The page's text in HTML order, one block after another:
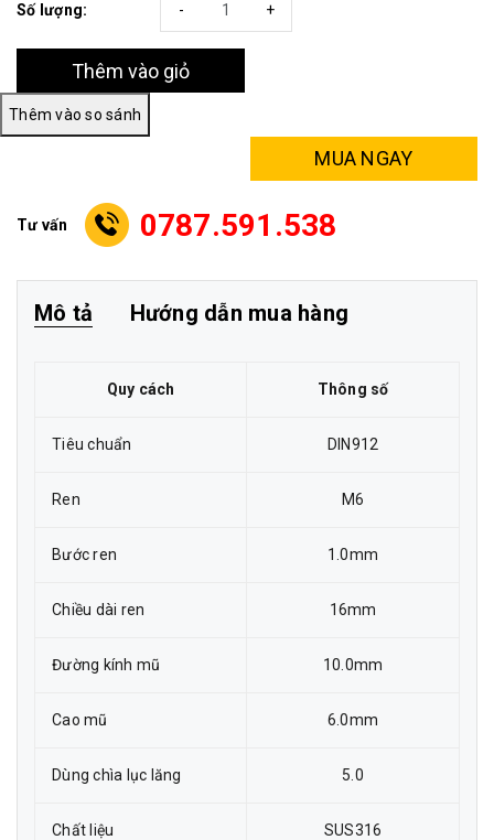
Số lượng: +
-
Thêm vào giỏ
MUA NGAY
Tư vấn 0787.591.538
Mô tả Hướng dẫn mua hàng
Quy cách Thông số
Tiêu chuẩn DIN912
Ren M6
Bước ren 1.0mm
Chiều dài ren 16mm
Đường kính mũ 10.0mm
Cao mũ 6.0mm
Dùng chìa lục lăng 5.0
Chất liệu SUS316